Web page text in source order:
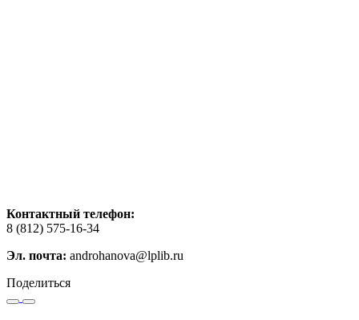
Контактный телефон:
8 (812) 575-16-34
Эл. почта: androhanova@lplib.ru
Поделиться